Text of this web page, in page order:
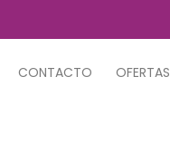
CONTACTO OFERTAS